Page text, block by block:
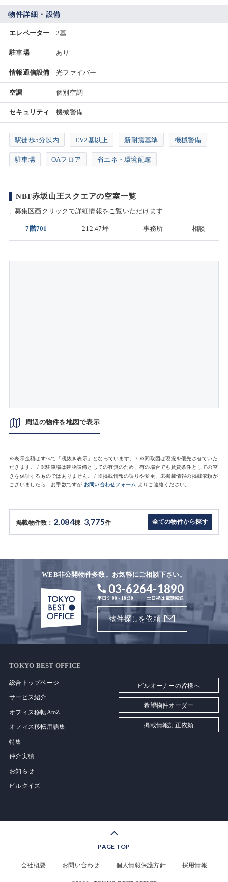
物件詳細・設備
エレベーター 2基
駐車場 あり
情報通信設備 光ファイバー
空調 個別空調
セキュリティ 機械警備
駅徒歩5分以内 EV2基以上 新耐震基準 機械警備
駐車場 OAフロア 省エネ・環境配慮
NBF赤坂山王スクエアの空室一覧
↓ 募集区画クリックで詳細情報をご覧いただけます
7階701 212.47坪 事務所 相談
周辺の物件を地図で表示
※表示金額はすべて「税抜き表示」となっています。 / ※間取図は現況を優先させていた
だきます。 / ※駐車場は建物設備としての有無のため、有の場合でも賃貸条件としての空
きを保証するものではありません。 / ※掲載情報の誤りや変更、未掲載情報の掲載依頼が
ございましたら、お手数ですが お問い合わせフォーム よりご連絡ください。
掲載物件数： 2,084棟 3,775件 全ての物件から探す
WEB非公開物件多数。お気軽にご相談下さい。
03-6264-1890
平日 9:00 - 18:30 土日祝は電話転送
物件探しを依頼
TOKYO BEST OFFICE
総合トップページ
サービス紹介
オフィス移転AtoZ
オフィス移転用語集
特集
仲介実績
お知らせ
ビルクイズ
ビルオーナーの皆様へ
希望物件オーダー
掲載情報訂正依頼
PAGE TOP
会社概要 お問い合わせ 個人情報保護方針 採用情報